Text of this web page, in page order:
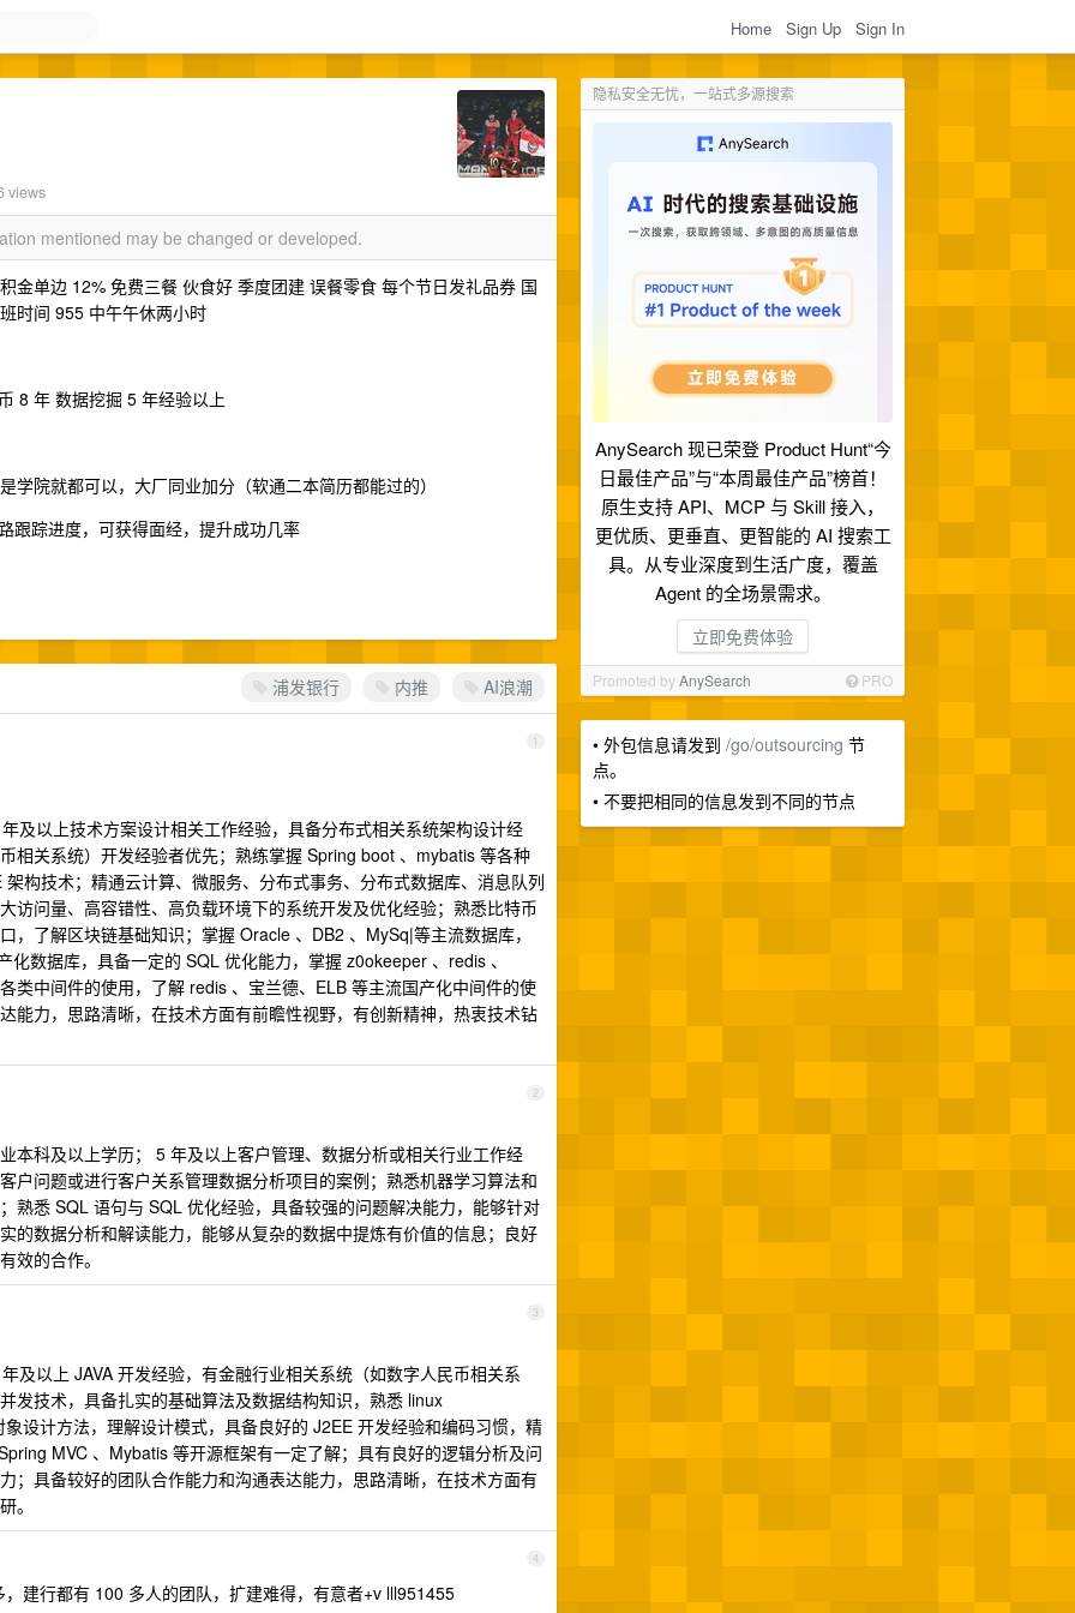
Home Sign Up Sign In
隐私安全无忧，一站式多源搜索
AnySearch 现已荣登 Product Hunt“今
日最佳产品”与“本周最佳产品”榜首！
原生支持 API、MCP 与 Skill 接入，
更优质、更垂直、更智能的 AI 搜索工
具。从专业深度到生活广度，覆盖
Agent 的全场景需求。
立即免费体验
Promoted byAnySearch PRO
• 外包信息请发到 /go/outsourcing 节
点。
• 不要把相同的信息发到不同的节点
views
mentioned may be changed or developed.
金单边 12% 免费三餐 伙食好 季度团建 误餐零食 每个节日发礼品券 国
时间 955 中午午休两小时
8 年 数据挖掘 5 年经验以上
院就都可以，大厂同业加分（软通二本简历都能过的）
跟踪进度，可获得面经，提升成功几率
浦发银行 内推 AI浪潮
1
及以上技术方案设计相关工作经验，具备分布式相关系统架构设计经
相关系统）开发经验者优先；熟练掌握 Spring boot 、mybatis 等各种
构技术；精通云计算、微服务、分布式事务、分布式数据库、消息队列
访问量、高容错性、高负载环境下的系统开发及优化经验；熟悉比特币
，了解区块链基础知识；掌握 Oracle 、DB2 、MySq|等主流数据库，
数据库，具备一定的 SQL 优化能力，掌握 z0okeeper 、redis 、
类中间件的使用，了解 redis 、宝兰德、ELB 等主流国产化中间件的使
能力，思路清晰，在技术方面有前瞻性视野，有创新精神，热衷技术钻
2
本科及以上学历； 5 年及以上客户管理、数据分析或相关行业工作经
户问题或进行客户关系管理数据分析项目的案例；熟悉机器学习算法和
熟悉 SQL 语句与 SQL 优化经验，具备较强的问题解决能力，能够针对
的数据分析和解读能力，能够从复杂的数据中提炼有价值的信息；良好
效的合作。
3
及以上 JAVA 开发经验，有金融行业相关系统（如数字人民币相关系
发技术，具备扎实的基础算法及数据结构知识，熟悉 linux
设计方法，理解设计模式，具备良好的 J2EE 开发经验和编码习惯，精
MVC 、Mybatis 等开源框架有一定了解；具有良好的逻辑分析及问
；具备较好的团队合作能力和沟通表达能力，思路清晰，在技术方面有
。
4
建行都有 100 多人的团队，扩建难得，有意者+v lll951455